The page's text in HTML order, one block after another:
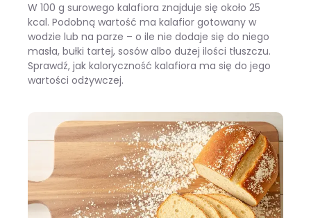
W 100 g surowego kalafiora znajduje się około 25
kcal. Podobną wartość ma kalafior gotowany w
wodzie lub na parze – o ile nie dodaje się do niego
masła, bułki tartej, sosów albo dużej ilości tłuszczu.
Sprawdź, jak kaloryczność kalafiora ma się do jego
wartości odżywczej.